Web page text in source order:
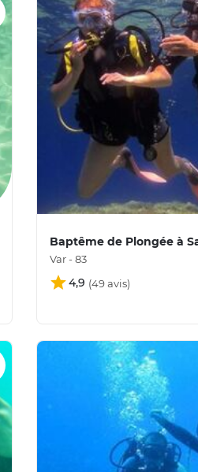
Baptême de Plongée à
Var - 83
4,9